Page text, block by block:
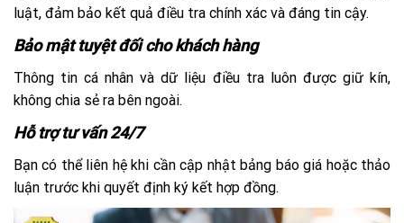
luật, đảm bảo kết quả điều tra chính xác và đáng tin cậy.
Bảo mật tuyệt đối cho khách hàng
Thông tin cá nhân và dữ liệu điều tra luôn được giữ kín,
không chia sẻ ra bên ngoài.
Hỗ trợ tư vấn 24/7
Bạn có thể liên hệ khi cần cập nhật bảng báo giá hoặc thảo
luận trước khi quyết định ký kết hợp đồng.